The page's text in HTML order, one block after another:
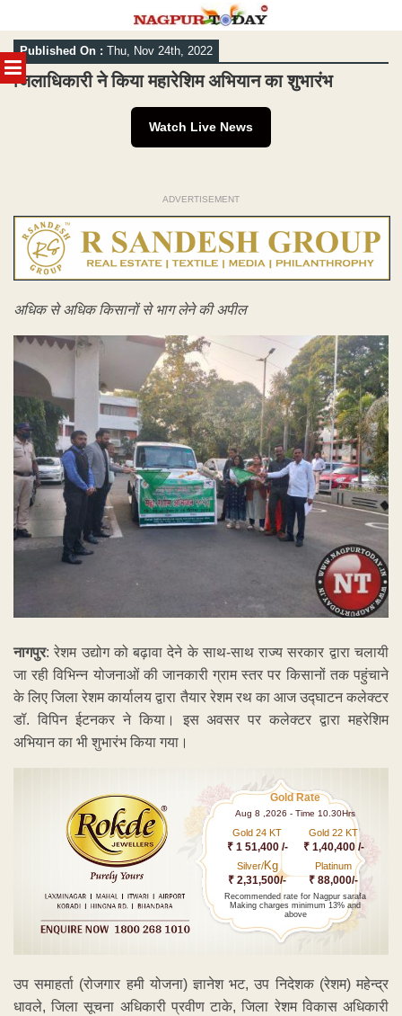
MENU
Skip
to
content
Published On : Thu, Nov 24th, 2022
जिलाधिकारी ने किया महारेशिम अभियान का शुभारंभ
Watch Live News
ADVERTISEMENT
अधिक से अधिक किसानों से भाग लेने की अपील
नागपुर: रेशम उद्योग को बढ़ावा देने के साथ-साथ राज्य सरकार द्वारा चलायी
जा रही विभिन्न योजनाओं की जानकारी ग्राम स्तर पर किसानों तक पहुंचाने
के लिए जिला रेशम कार्यालय द्वारा तैयार रेशम रथ का आज उद्घाटन कलेक्टर
डॉ. विपिन ईटनकर ने किया। इस अवसर पर कलेक्टर द्वारा महरेशिम
अभियान का भी शुभारंभ किया गया।
Gold Rate
Aug 8 ,2026 - Time 10.30Hrs
Gold 24 KT
₹ 1 51,400 /-
Gold 22 KT
₹ 1,40,400 /-
Silver/Kg
₹ 2,31,500/-
Platinum
₹ 88,000/-
Recommended rate for Nagpur sarafa
Making charges minimum 13% and
above
उप समाहर्ता (रोजगार हमी योजना) ज्ञानेश भट, उप निदेशक (रेशम) महेन्द्र
धावले, जिला सूचना अधिकारी प्रवीण टाके, जिला रेशम विकास अधिकारी